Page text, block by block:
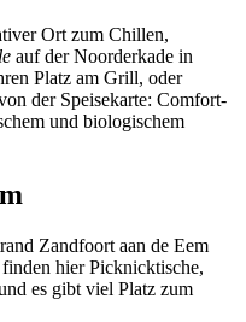
Ort zum Chillen,
auf der Noorderkade in
Platz am Grill, oder
der Speisekarte: Comfort-
und biologischem
Zandfoort aan de Eem
hier Picknicktische,
es gibt viel Platz zum